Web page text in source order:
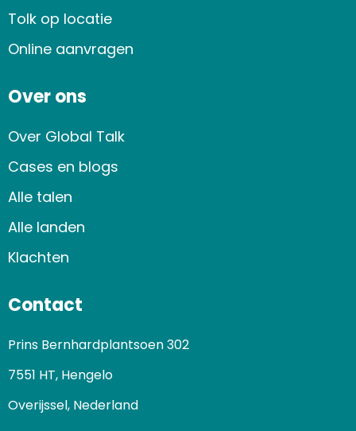
Tolk op locatie
Online aanvragen
Over ons
Over Global Talk
Cases en blogs
Alle talen
Alle landen
Klachten
Contact
Prins Bernhardplantsoen 302
7551 HT, Hengelo
Overijssel, Nederland